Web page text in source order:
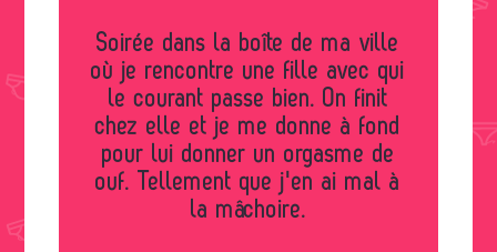
Soirée dans la boîte de ma ville
où je rencontre une fille avec qui
le courant passe bien. On finit
chez elle et je me donne à fond
pour lui donner un orgasme de
ouf. Tellement que j'en ai mal à
la mâchoire.